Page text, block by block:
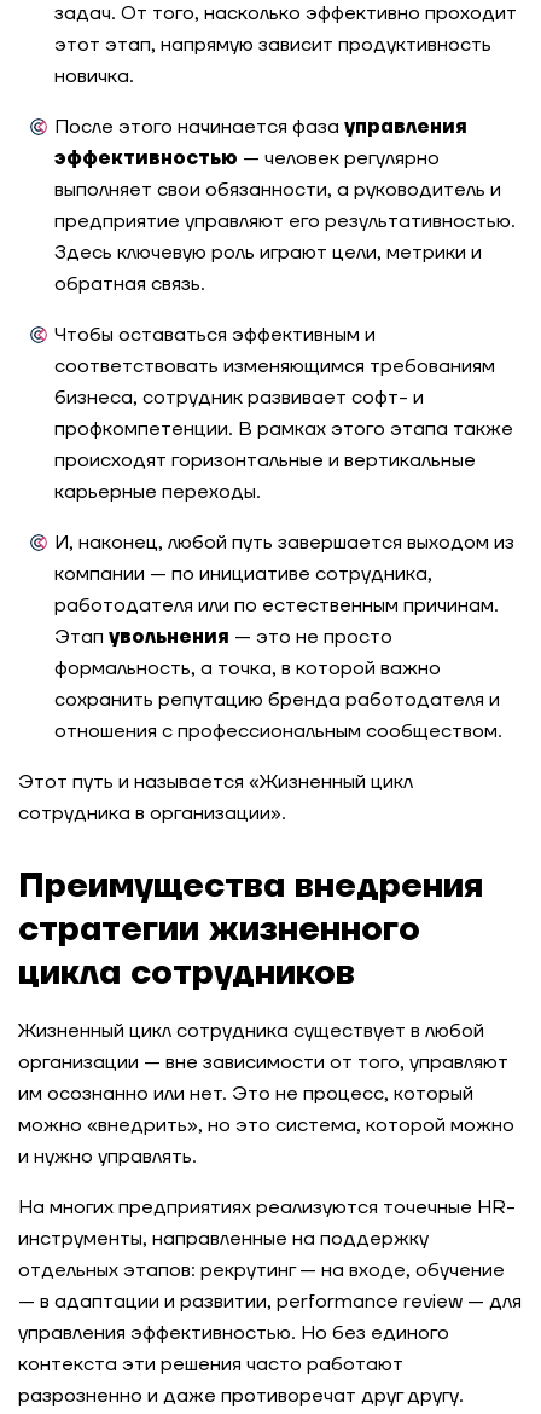
задач. От того, насколько эффективно проходит
этот этап, напрямую зависит продуктивность
новичка.
После этого начинается фаза управления
эффективностью — человек регулярно
выполняет свои обязанности, а руководитель и
предприятие управляют его результативностью.
Здесь ключевую роль играют цели, метрики и
обратная связь.
Чтобы оставаться эффективным и
соответствовать изменяющимся требованиям
бизнеса, сотрудник развивает софт- и
профкомпетенции. В рамках этого этапа также
происходят горизонтальные и вертикальные
карьерные переходы.
И, наконец, любой путь завершается выходом из
компании — по инициативе сотрудника,
работодателя или по естественным причинам.
Этап увольнения — это не просто
формальность, а точка, в которой важно
сохранить репутацию бренда работодателя и
отношения с профессиональным сообществом.
Этот путь и называется «Жизненный цикл
сотрудника в организации».
Преимущества внедрения
стратегии жизненного
цикла сотрудников
Жизненный цикл сотрудника существует в любой
организации — вне зависимости от того, управляют
им осознанно или нет. Это не процесс, который
можно «внедрить», но это система, которой можно
и нужно управлять.
На многих предприятиях реализуются точечные HR-
инструменты, направленные на поддержку
отдельных этапов: рекрутинг — на входе, обучение
— в адаптации и развитии, performance review — для
управления эффективностью. Но без единого
контекста эти решения часто работают
разрозненно и даже противоречат друг другу.